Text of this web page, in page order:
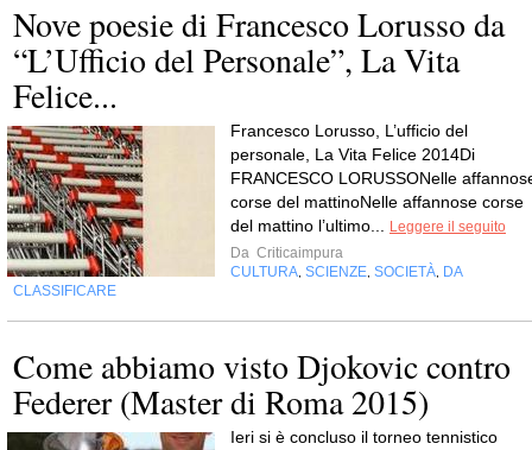
Nove poesie di Francesco Lorusso da
“L’Ufficio del Personale”, La Vita
Felice...
Francesco Lorusso, L’ufficio del
personale, La Vita Felice 2014Di
FRANCESCO LORUSSONelle
corse del mattinoNelle affannose corse
del mattino l’ultimo...
Leggere il seguito
Da Criticaimpura
CULTURA SCIENZE SOCIETÀ DA
CLASSIFICARE
Come abbiamo visto Djokovic contro
Federer (Master di Roma 2015)
Ieri si è concluso il torneo tennistico